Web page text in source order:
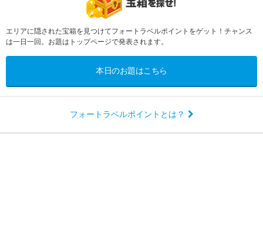
エリアに隠された宝箱を見つけてフォートラベルポイントをゲット！チャンス
は一日一回。お題はトップページで発表されます。
本日のお題はこちら
フォートラベルポイントとは？